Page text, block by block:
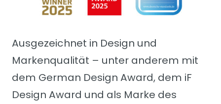
Ausgezeichnet in Design und
Markenqualität – unter anderem mit
dem German Design Award, dem iF
Design Award und als Marke des